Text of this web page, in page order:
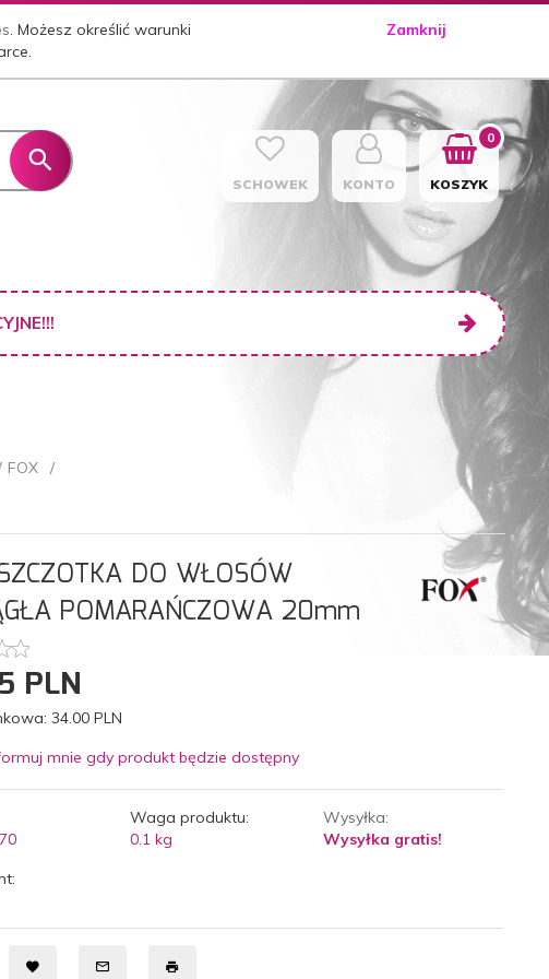
. Możesz określić warunki
Zamknij
SCHOWEK KONTO KOSZYK
0
FOX
DO WŁOSÓW
POMARAŃCZOWA 20mm
PLN
34.00 PLN
mnie gdy produkt będzie dostępny
Waga produktu:
0.1 kg
Wysyłka:
Wysyłka gratis!